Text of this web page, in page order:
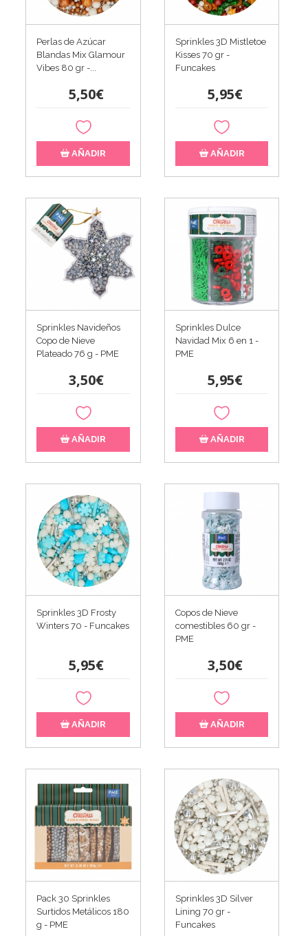
Perlas de Azúcar
Blandas Mix Glamour
Vibes 80 gr -...
5,50€
AÑADIR
Sprinkles 3D Mistletoe
Kisses 70 gr -
Funcakes
5,95€
AÑADIR
Sprinkles Navideños
Copo de Nieve
Plateado 76 g - PME
3,50€
AÑADIR
Sprinkles Dulce
Navidad Mix 6 en 1 -
PME
5,95€
AÑADIR
Sprinkles 3D Frosty
Winters 70 - Funcakes
5,95€
AÑADIR
Copos de Nieve
comestibles 60 gr -
PME
3,50€
AÑADIR
Pack 30 Sprinkles
Surtidos Metálicos 180
g - PME
Sprinkles 3D Silver
Lining 70 gr -
Funcakes